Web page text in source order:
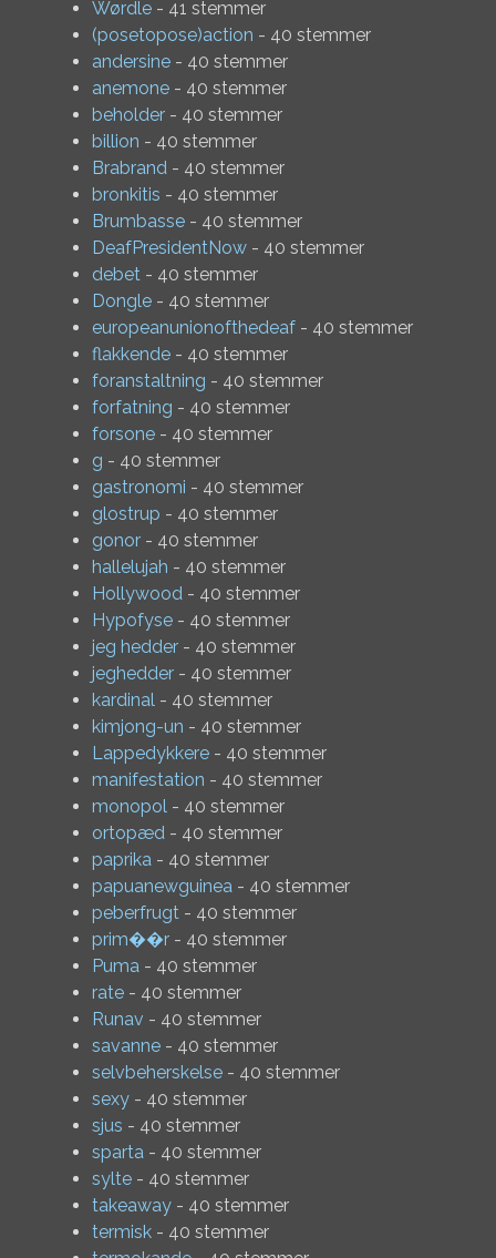
Wørdle - 41 stemmer
(posetopose)action - 40 stemmer
andersine - 40 stemmer
anemone - 40 stemmer
beholder - 40 stemmer
billion - 40 stemmer
Brabrand - 40 stemmer
bronkitis - 40 stemmer
Brumbasse - 40 stemmer
DeafPresidentNow - 40 stemmer
debet - 40 stemmer
Dongle - 40 stemmer
europeanunionofthedeaf - 40 stemmer
flakkende - 40 stemmer
foranstaltning - 40 stemmer
forfatning - 40 stemmer
forsone - 40 stemmer
g - 40 stemmer
gastronomi - 40 stemmer
glostrup - 40 stemmer
gonor - 40 stemmer
hallelujah - 40 stemmer
Hollywood - 40 stemmer
Hypofyse - 40 stemmer
jeg hedder - 40 stemmer
jeghedder - 40 stemmer
kardinal - 40 stemmer
kimjong-un - 40 stemmer
Lappedykkere - 40 stemmer
manifestation - 40 stemmer
monopol - 40 stemmer
ortopæd - 40 stemmer
paprika - 40 stemmer
papuanewguinea - 40 stemmer
peberfrugt - 40 stemmer
prim��r - 40 stemmer
Puma - 40 stemmer
rate - 40 stemmer
Runav - 40 stemmer
savanne - 40 stemmer
selvbeherskelse - 40 stemmer
sexy - 40 stemmer
sjus - 40 stemmer
sparta - 40 stemmer
sylte - 40 stemmer
takeaway - 40 stemmer
termisk - 40 stemmer